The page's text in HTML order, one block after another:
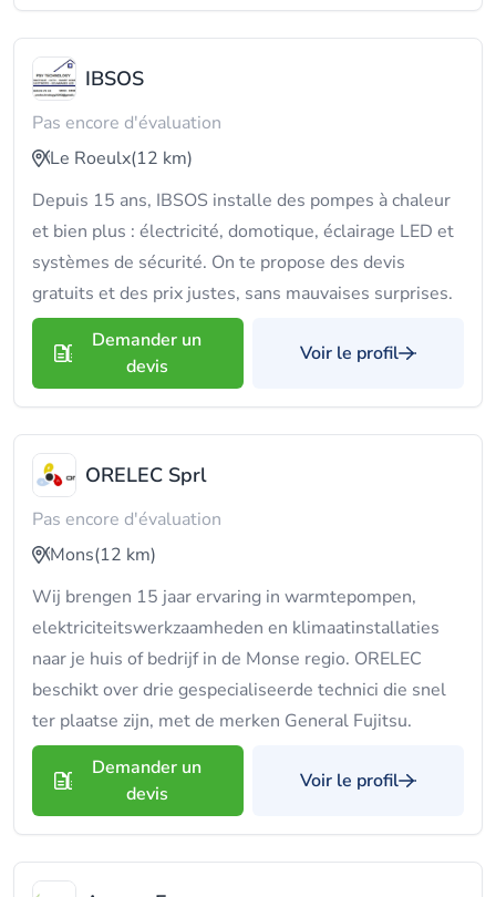
IBSOS
Pas encore d'évaluation
Le Roeulx(12 km)
Depuis 15 ans, IBSOS installe des pompes à chaleur
et bien plus : électricité, domotique, éclairage LED et
systèmes de sécurité. On te propose des devis
gratuits et des prix justes, sans mauvaises surprises.
Demander un
devis
Voir le profil
ORELEC Sprl
Pas encore d'évaluation
Mons(12 km)
Wij brengen 15 jaar ervaring in warmtepompen,
elektriciteitswerkzaamheden en klimaatinstallaties
naar je huis of bedrijf in de Monse regio. ORELEC
beschikt over drie gespecialiseerde technici die snel
ter plaatse zijn, met de merken General Fujitsu.
Demander un
devis
Voir le profil